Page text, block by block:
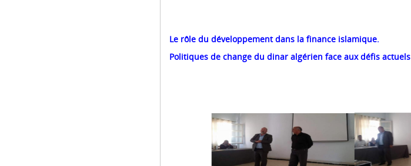
Le rôle du développement dans la finance islamique.
Politiques de change du dinar algérien face aux défis actuels